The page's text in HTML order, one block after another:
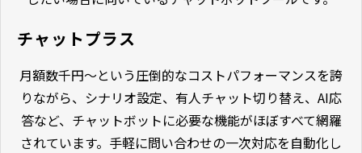
チャットプラス
月額数千円〜という圧倒的なコストパフォーマンスを誇
りながら、シナリオ設定、有人チャット切り替え、AI応
答など、チャットボットに必要な機能がほぼすべて網羅
されています。手軽に問い合わせの一次対応を自動化し